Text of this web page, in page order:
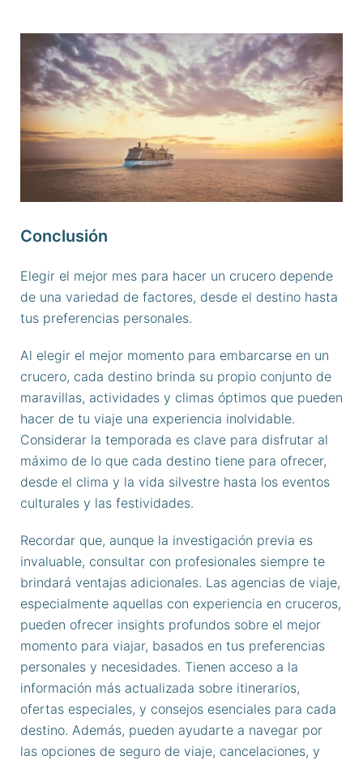
Conclusión
Elegir el mejor mes para hacer un crucero depende
de una variedad de factores, desde el destino hasta
tus preferencias personales.
Al elegir el mejor momento para embarcarse en un
crucero, cada destino brinda su propio conjunto de
maravillas, actividades y climas óptimos que pueden
hacer de tu viaje una experiencia inolvidable.
Considerar la temporada es clave para disfrutar al
máximo de lo que cada destino tiene para ofrecer,
desde el clima y la vida silvestre hasta los eventos
culturales y las festividades.
Recordar que, aunque la investigación previa es
invaluable, consultar con profesionales siempre te
brindará ventajas adicionales. Las agencias de viaje,
especialmente aquellas con experiencia en cruceros,
pueden ofrecer insights profundos sobre el mejor
momento para viajar, basados en tus preferencias
personales y necesidades. Tienen acceso a la
información más actualizada sobre itinerarios,
ofertas especiales, y consejos esenciales para cada
destino. Además, pueden ayudarte a navegar por
las opciones de seguro de viaje, cancelaciones, y